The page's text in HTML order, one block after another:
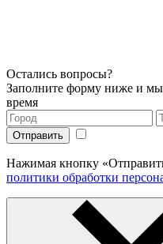
Остались вопросы?
Заполните форму ниже и
время
Нажимая кнопку
политики обработки